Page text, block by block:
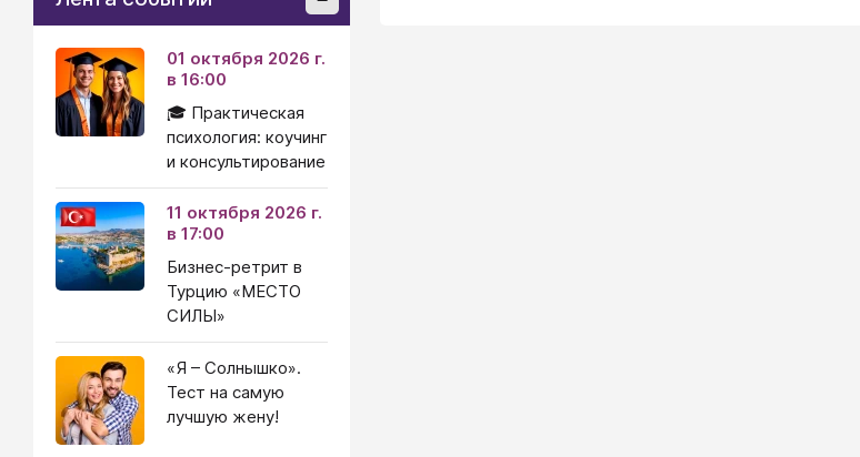
01 октября 2026 г.
в 16:00
🎓 Практическая
психология: коучинг
и консультирование
11 октября 2026 г.
в 17:00
Бизнес-ретрит в
Турцию «МЕСТО
СИЛЫ»
«Я – Солнышко».
Тест на самую
лучшую жену!